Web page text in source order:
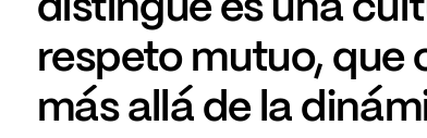
distingue es una
respeto mutuo, que
más allá de la